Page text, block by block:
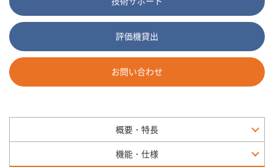
評価機貸出
お問い合わせ
概要・特長
機能・仕様